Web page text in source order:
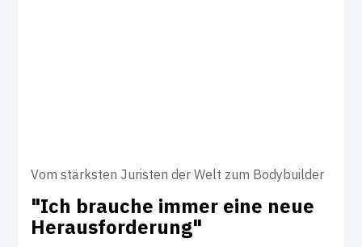
Vom stärksten Juristen der Welt zum Bodybuilder
"Ich brauche immer eine neue
Her­aus­for­de­rung"